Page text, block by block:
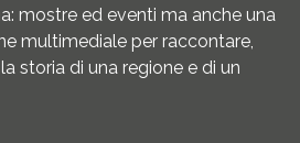
mostre ed eventi ma anche una
multimediale per raccontare,
storia di una regione e di un